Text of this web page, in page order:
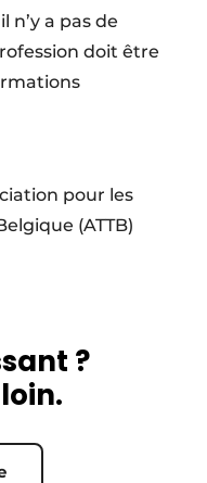
n’y a pas de
doit être
pour les
(ATTB)
?